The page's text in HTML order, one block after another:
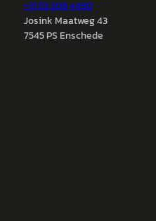
+31 53 208 4490
Josink Maatweg 43
7545 PS Enschede